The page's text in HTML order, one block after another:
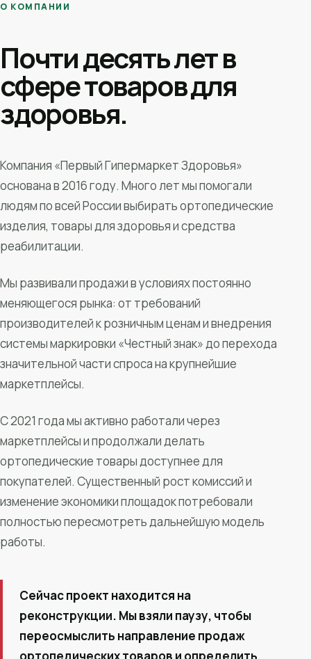
О КОМПАНИИ
Почти десять лет в
сфере товаров для
здоровья.
Компания «Первый Гипермаркет Здоровья»
основана в 2016 году. Много лет мы помогали
людям по всей России выбирать ортопедические
изделия, товары для здоровья и средства
реабилитации.
Мы развивали продажи в условиях постоянно
меняющегося рынка: от требований
производителей к розничным ценам и внедрения
системы маркировки «Честный знак» до перехода
значительной части спроса на крупнейшие
маркетплейсы.
С 2021 года мы активно работали через
маркетплейсы и продолжали делать
ортопедические товары доступнее для
покупателей. Существенный рост комиссий и
изменение экономики площадок потребовали
полностью пересмотреть дальнейшую модель
работы.
Сейчас проект находится на
реконструкции. Мы взяли паузу, чтобы
переосмыслить направление продаж